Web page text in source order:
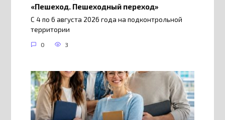
«Пешеход. Пешеходный переход»
С 4 по 6 августа 2026 года на подконтрольной
территории
0 3